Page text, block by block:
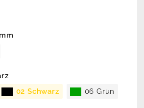
02 Schwarz 06 Grün